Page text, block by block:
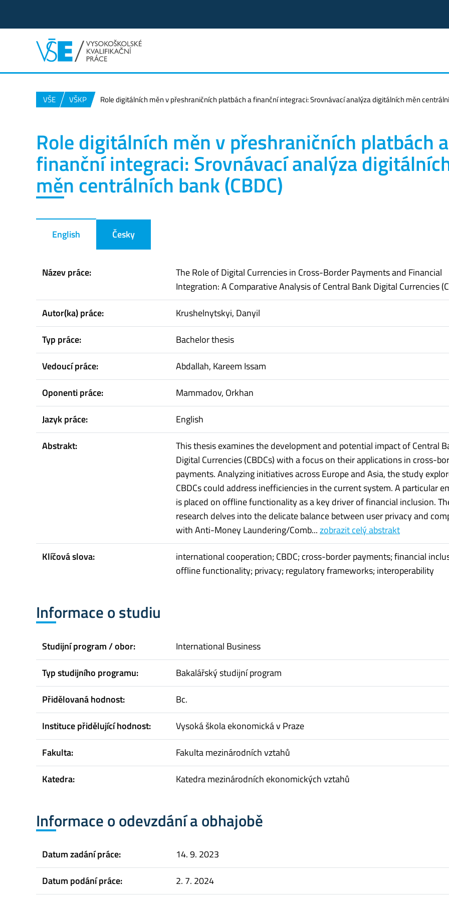
VŠE VŠKP Role digitálních měn v přeshraničních platbách a finanční integraci: Srovnávací analýza digitálních měn
Role digitálních měn v přeshraničních platbách a
finanční integraci: Srovnávací analýza
měn centrálních bank (CBDC)
English Česky
Název práce:
The Role of Digital Currencies in Cross-Border Payments and Financial
Integration: A Comparative Analysis of Central Bank Digital Currencies
Autor(ka) práce:
Krushelnytskyi, Danyil
Typ práce:
Bachelor thesis
Vedoucí práce:
Abdallah, Kareem Issam
Oponenti práce:
Mammadov, Orkhan
Jazyk práce:
English
Abstrakt:
This thesis examines the development and potential impact of Central
Digital Currencies (CBDCs) with a focus on their applications in cross-
payments. Analyzing initiatives across Europe and Asia, the study
CBDCs could address inefficiencies in the current system. A particular
is placed on offline functionality as a key driver of financial inclusion.
research delves into the delicate balance between user privacy and
with Anti-Money Laundering/Comb...zobrazit celý abstrakt
Klíčová slova:
international cooperation; CBDC; cross-border payments; financial
offline functionality; privacy; regulatory frameworks; interoperability
Informace o studiu
Studijní program / obor:
International Business
Typ studijního programu:
Bakalářský studijní program
Přidělovaná hodnost:
Bc.
Instituce přidělující hodnost:
Vysoká škola ekonomická v Praze
Fakulta:
Fakulta mezinárodních vztahů
Katedra:
Katedra mezinárodních ekonomických vztahů
Informace o odevzdání a obhajobě
Datum zadání práce:
14. 9. 2023
Datum podání práce:
2. 7. 2024